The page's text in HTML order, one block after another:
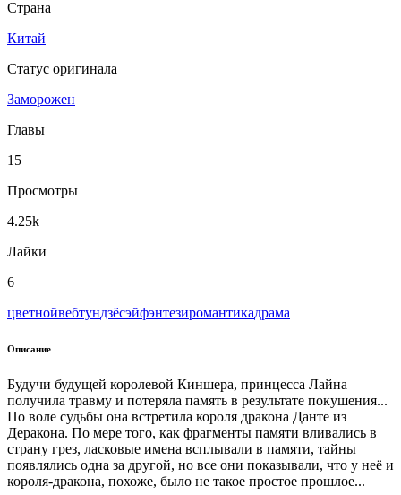
Страна
Китай
Статус оригинала
Заморожен
Главы
15
Просмотры
4.25k
Лайки
6
цветнойвeбтундзёсэйфэнтезиромантикадрама
Описание
Будучи будущей королевой Киншера, принцесса Лайна
получила травму и потеряла память в результате покушения...
По воле судьбы она встретила короля дракона Данте из
Деракона. По мере того, как фрагменты памяти вливались в
страну грез, ласковые имена всплывали в памяти, тайны
появлялись одна за другой, но все они показывали, что у неё и
короля-дракона, похоже, было не такое простое прошлое...